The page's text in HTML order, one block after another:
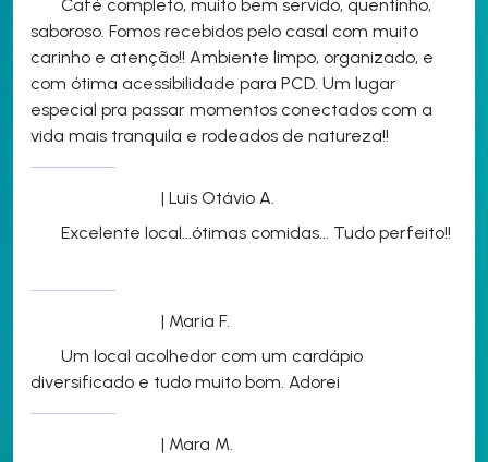
Café completo, muito bem servido, quentinho,
saboroso. Fomos recebidos pelo casal com muito
carinho e atenção!! Ambiente limpo, organizado, e
com ótima acessibilidade para PCD. Um lugar
especial pra passar momentos conectados com a
vida mais tranquila e rodeados de natureza!!
| Luis Otávio A.
Excelente local...ótimas comidas... Tudo perfeito!!
| Maria F.
Um local acolhedor com um cardápio
diversificado e tudo muito bom. Adorei
| Mara M.